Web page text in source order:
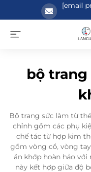
[email
bộ
Bộ trang sức làm từ
chỉnh gồm các phụ
chế tác từ hợp kim
gồm vòng cổ, vòng
ăn khớp hoàn hảo với
này kết hợp giữa độ